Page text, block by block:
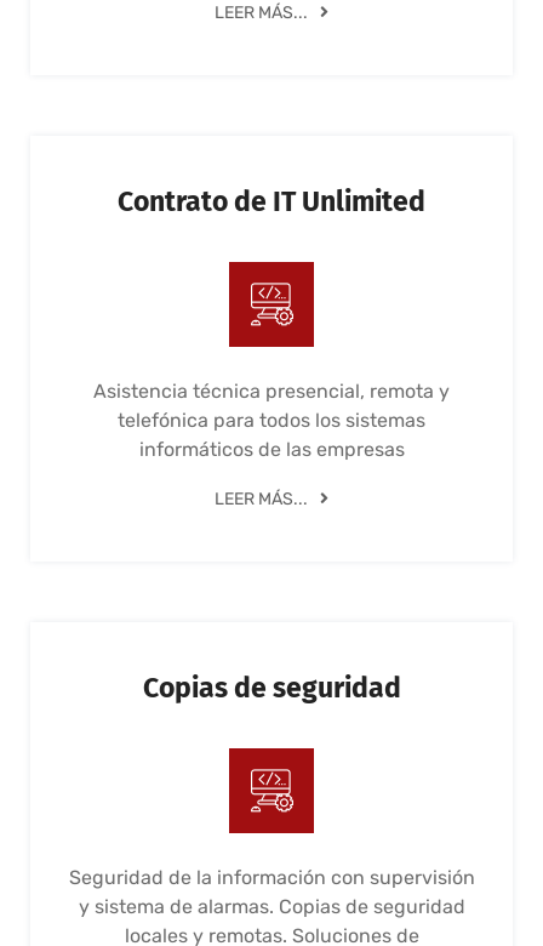
LEER MÁS...
Contrato de IT Unlimited
Asistencia técnica presencial, remota y
telefónica para todos los sistemas
informáticos de las empresas
LEER MÁS...
Copias de seguridad
Seguridad de la información con supervisión
y sistema de alarmas. Copias de seguridad
locales y remotas. Soluciones de